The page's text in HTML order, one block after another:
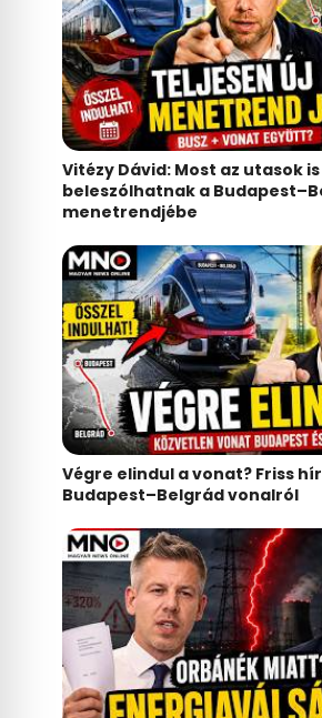
Vitézy Dávid: Most az utasok is
beleszólhatnak a
menetrendjébe
Végre elindul a vonat? Friss
Budapest–Belgrád vonalról